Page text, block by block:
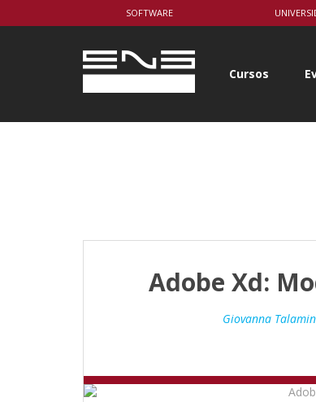
body { background-color: white; }
SOFTWARE
Cursos
Adobe Xd:
Giovanna